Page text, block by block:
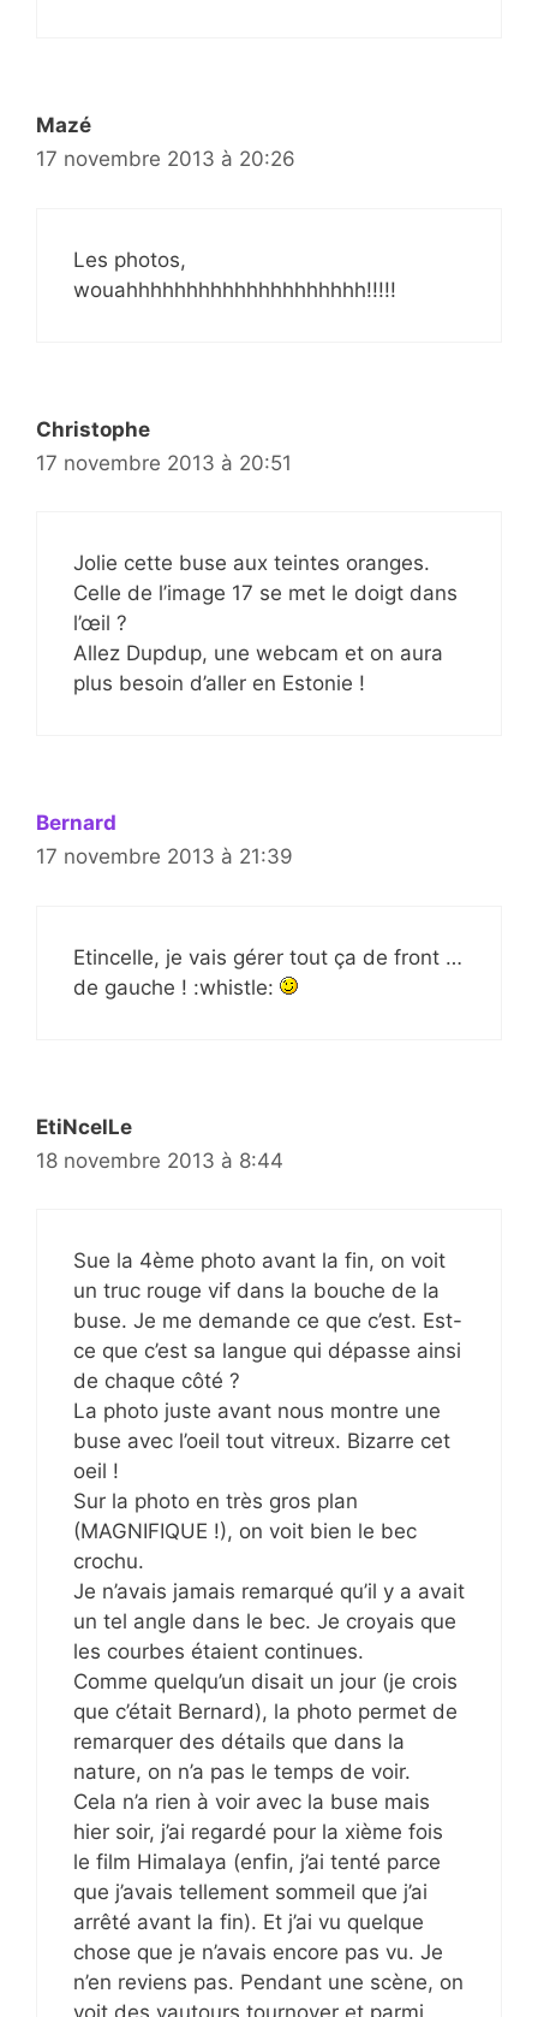
Mazé
17 novembre 2013 à 20:26
Les photos,
wouahhhhhhhhhhhhhhhhhhhh!!!!!
Christophe
17 novembre 2013 à 20:51
Jolie cette buse aux teintes oranges.
Celle de l’image 17 se met le doigt dans
l’œil ?
Allez Dupdup, une webcam et on aura
plus besoin d’aller en Estonie !
Bernard
17 novembre 2013 à 21:39
Etincelle, je vais gérer tout ça de front …
de gauche ! :whistle:
EtiNcelLe
18 novembre 2013 à 8:44
Sue la 4ème photo avant la fin, on voit
un truc rouge vif dans la bouche de la
buse. Je me demande ce que c’est. Est-
ce que c’est sa langue qui dépasse ainsi
de chaque côté ?
La photo juste avant nous montre une
buse avec l’oeil tout vitreux. Bizarre cet
oeil !
Sur la photo en très gros plan
(MAGNIFIQUE !), on voit bien le bec
crochu.
Je n’avais jamais remarqué qu’il y a avait
un tel angle dans le bec. Je croyais que
les courbes étaient continues.
Comme quelqu’un disait un jour (je crois
que c’était Bernard), la photo permet de
remarquer des détails que dans la
nature, on n’a pas le temps de voir.
Cela n’a rien à voir avec la buse mais
hier soir, j’ai regardé pour la xième fois
le film Himalaya (enfin, j’ai tenté parce
que j’avais tellement sommeil que j’ai
arrêté avant la fin). Et j’ai vu quelque
chose que je n’avais encore pas vu. Je
n’en reviens pas. Pendant une scène, on